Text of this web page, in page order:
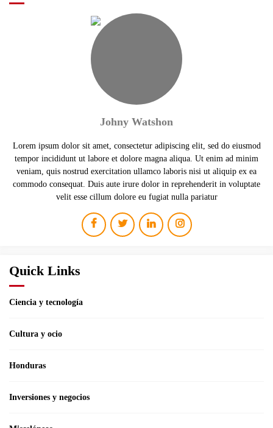
Johny Watshon
Lorem ipsum dolor sit amet, consectetur adipiscing elit, sed do eiusmod
tempor incididunt ut labore et dolore magna aliqua. Ut enim ad minim
veniam, quis nostrud exercitation ullamco laboris nisi ut aliquip ex ea
commodo consequat. Duis aute irure dolor in reprehenderit in voluptate
velit esse cillum dolore eu fugiat nulla pariatur
Quick Links
Ciencia y tecnología
Cultura y ocio
Honduras
Inversiones y negocios